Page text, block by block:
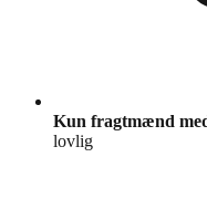
Kun fragtmænd
lovlig